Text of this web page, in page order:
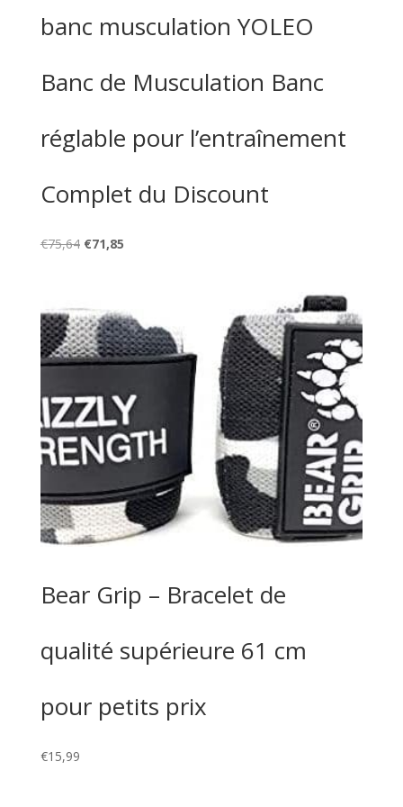
banc musculation YOLEO
Banc de Musculation Banc
réglable pour l’entraînement
Complet du Discount
€75,64 Le
était :
€75,64.
€71,85Le
€71,85.
Bear Grip – Bracelet de
qualité supérieure 61 cm
pour petits prix
€15,99